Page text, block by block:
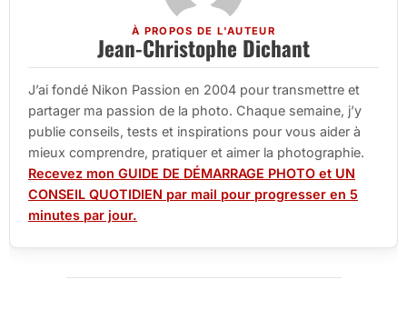
À PROPOS DE L'AUTEUR
Jean-Christophe Dichant
J’ai fondé Nikon Passion en 2004 pour transmettre et
partager ma passion de la photo. Chaque semaine, j’y
publie conseils, tests et inspirations pour vous aider à
mieux comprendre, pratiquer et aimer la photographie.
Recevez mon GUIDE DE DÉMARRAGE PHOTO et UN
CONSEIL QUOTIDIEN par mail pour progresser en 5
minutes par jour.